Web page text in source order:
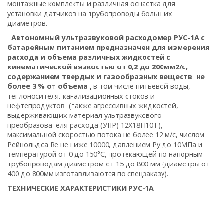
монтажные комплекты и различная оснастка для
установки датчиков на трубопроводы больших
диаметров.
Автономный ультразвуковой расходомер РУС-1А с
батарейным питанием предназначен для измерения
расхода и объема различных жидкостей с
кинематической вязкостью от 0,2 до 200мм2/с,
содержанием твердых и газообразных веществ не
более 3 % от объема , в том числе питьевой воды,
теплоносителя, канализационных стоков и
нефтепродуктов (также агрессивных жидкостей,
выдерживающих материал ультразвукового
преобразователя расхода (УПР) 12Х18Н10Т),
максимальной скоростью потока не более 12 м/с, числом
Рейнольдса Re не ниже 10000, давлением Pу до 10МПа и
температурой от 0 до 150°С, протекающей по напорным
трубопроводам диаметром от 15 до 800 мм (диаметры от
400 до 800мм изготавливаются по спецзаказу).
ТЕХНИЧЕСКИЕ ХАРАКТЕРИСТИКИ РУС-1A